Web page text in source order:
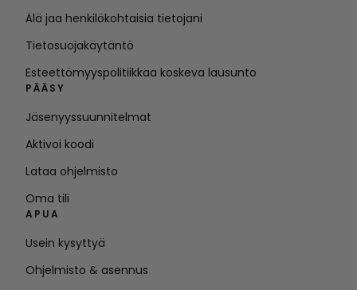
Älä jaa henkilökohtaisia tietojani
Tietosuojakäytäntö
Esteettömyyspolitiikkaa koskeva lausunto
PÄÄSY
Jäsenyyssuunnitelmat
Aktivoi koodi
Lataa ohjelmisto
Oma tili
APUA
Usein kysyttyä
Ohjelmisto & asennus